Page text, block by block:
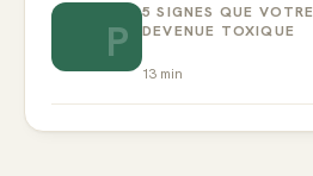
P
5 SIGNES QUE
DEVENUE TOXIQUE
13 min